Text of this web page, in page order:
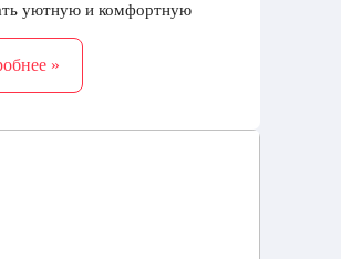
уютную и комфортную
Ведь это очень важно,
имеется малогабаритная
»